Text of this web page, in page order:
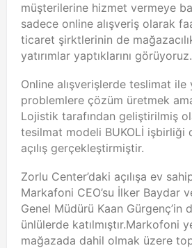
müşterilerine hizmet vermeye
sadece online alışveriş olarak
ticaret şirktlerinin de
yatırımlar yaptıklarını görüyoruz.
Online alışverişlerde teslimat ile
problemlere çözüm üretmek
Lojistik tarafından geliştirilmiş
tesilmat modeli BUKOLİ işbirliği
açılış gerçekleştirmiştir.
Zorlu Center’daki açılışa ev
Markafoni CEO’su İlker Baydar
Genel Müdürü Kaan Gürgenç’in
ünlülerde katılmıştır.Markofoni
mağazada dahil olmak üzere